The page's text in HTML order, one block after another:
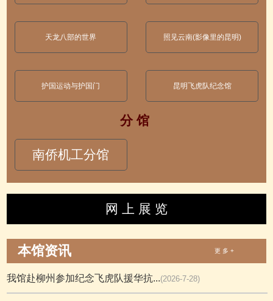
天龙八部的世界 照见云南(影像里的昆明)
护国运动与护国门 昆明飞虎队纪念馆
分 馆
南侨机工分馆
网 上 展 览
本馆资讯 更 多 +
我馆赴柳州参加纪念飞虎队援华抗...(2026-7-28)